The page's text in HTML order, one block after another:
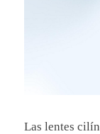
Las lentes